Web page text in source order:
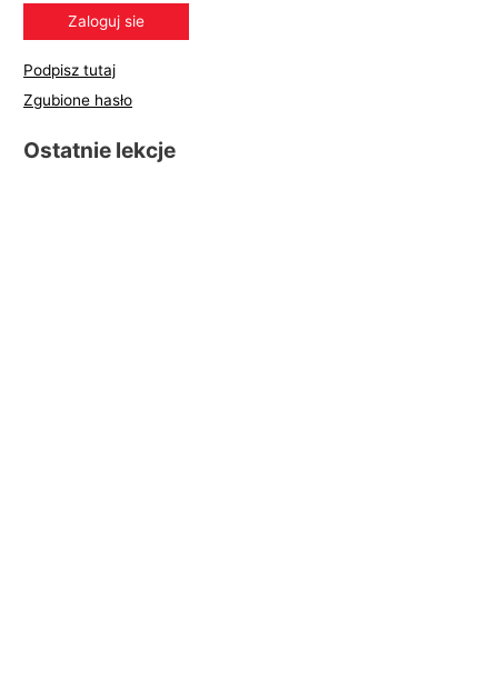
Podpisz tutaj
Zgubione hasło
Ostatnie lekcje